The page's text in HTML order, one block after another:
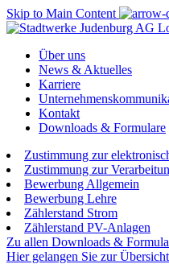
Skip to Main Content
Über uns
News & Aktuelles
Karriere
Kontakt
Downloads & Formulare
Zustimmung zur
Zustimmung zur
Bewerbung Allgemein
Bewerbung Lehre
Zählerstand Strom
Zählerstand PV-Anlagen
Zu allen Downloads &
Hier gelangen Sie zur Übersicht